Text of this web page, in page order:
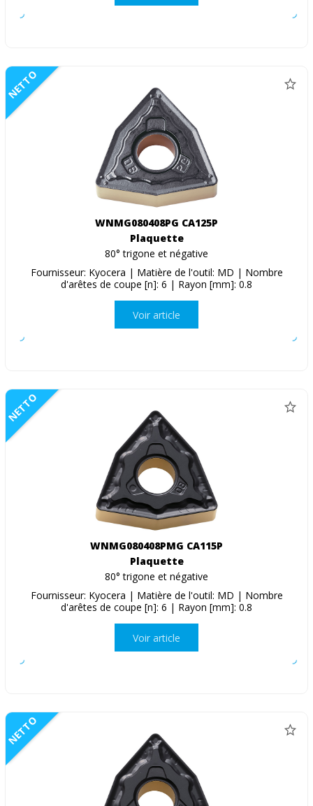
NETTO
WNMG080408PG CA125P
Plaquette
80° trigone et négative
Fournisseur: Kyocera | Matière de l'outil: MD | Nombre
d'arêtes de coupe [n]: 6 | Rayon [mm]: 0.8
Voir article
NETTO
WNMG080408PMG CA115P
Plaquette
80° trigone et négative
Fournisseur: Kyocera | Matière de l'outil: MD | Nombre
d'arêtes de coupe [n]: 6 | Rayon [mm]: 0.8
Voir article
NETTO